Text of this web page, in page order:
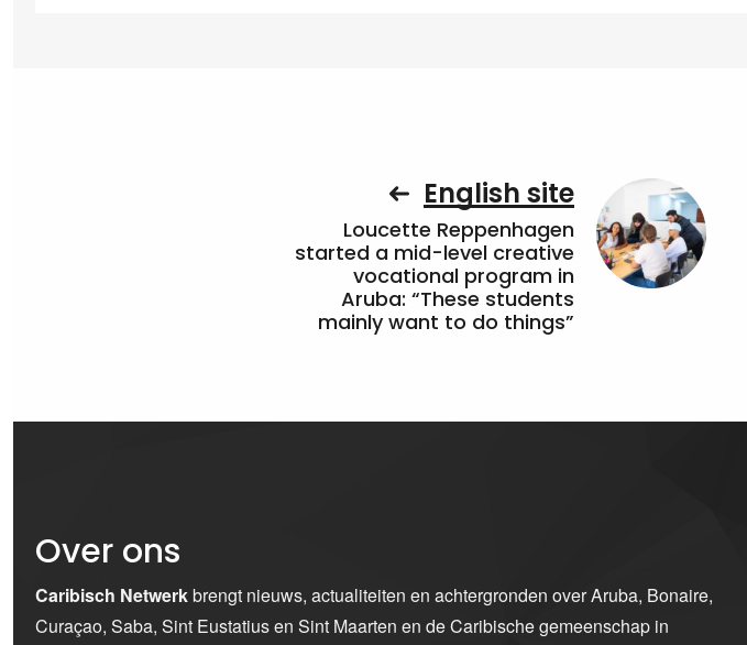
English site
Loucette Reppenhagen
started a mid-level creative
vocational program in
Aruba: “These students
mainly want to do things”
Over ons
Caribisch Netwerkbrengt nieuws, actualiteiten en achtergronden over Aruba, Bonaire,
Curaçao, Saba, Sint Eustatius en Sint Maarten en de Caribische gemeenschap in